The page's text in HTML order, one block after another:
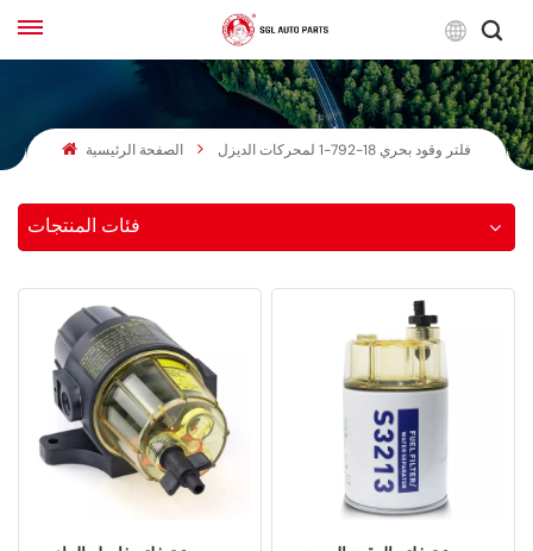
English
Français
español
한국어
الصفحة الرئيسية فلتر وقود بحري 18-792-1 لمحركات الديزل
فئات المنتجات